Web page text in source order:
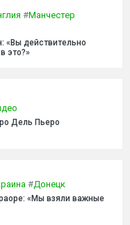
#Манчестер
«Вы действительно
это?»
Дель Пьеро
#Донецк
«Мы взяли важные